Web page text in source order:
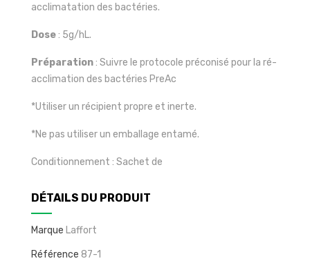
acclimatation des bactéries.
Dose: 5g/hL.
Préparation: Suivre le protocole préconisé pour la ré-
acclimation des bactéries PreAc
*Utiliser un récipient propre et inerte.
*Ne pas utiliser un emballage entamé.
Conditionnement : Sachet de
DÉTAILS DU PRODUIT
Marque Laffort
Référence 87-1